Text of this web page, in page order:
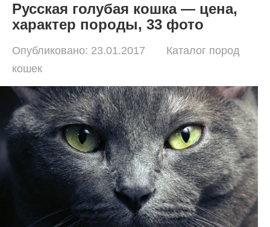
Русская голубая кошка — цена,
характер породы, 33 фото
Опубликовано: 23.01.2017
Каталог пород
кошек